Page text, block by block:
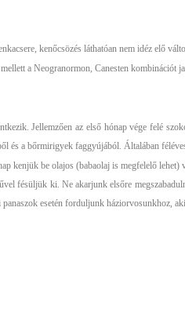
kenőcsözés láthatóan nem idéz elő
a Neogranormon, Canesten kombinációt
Jellemzően az első hónap vége felé
és a bőrmirigyek faggyújából. Általában
kenjük be olajos (babaolaj is megfelelő
fésüljük ki. Ne akarjunk elsőre
esetén forduljunk háziorvosunkhoz,